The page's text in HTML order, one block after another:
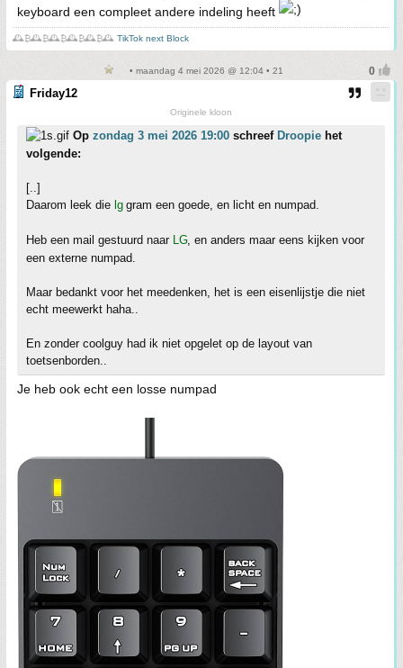
keyboard een compleet andere indeling heeft
🕰️₿🕰️₿🕰️₿🕰️₿🕰️₿🕰️ TikTok next Block
• maandag 4 mei 2026 @ 12:04 • 21
Friday12
Originele kloon
Op zondag 3 mei 2026 19:00 schreef Droopie het
volgende:
[..]
Daarom leek die lggram een goede, en licht en numpad.
Heb een mail gestuurd naar LG, en anders maar eens kijken voor
een externe numpad.
Maar bedankt voor het meedenken, het is een eisenlijstje die niet
echt meewerkt haha..
En zonder coolguy had ik niet opgelet op de layout van
toetsenborden..
Je heb ook echt een losse numpad